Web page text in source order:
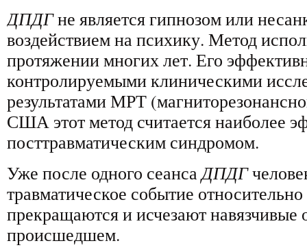
ДПДГне является гипнозом или
воздействием на психику. Метод
протяжении многих лет. Его
контролируемыми клиническими
результатами МРТ
США этот метод считается наиболее
посттравматическим синдромом.
Уже после одного сеансаДПДГ
травматическое событие
прекращаются и исчезают навязчивые
происшедшем.